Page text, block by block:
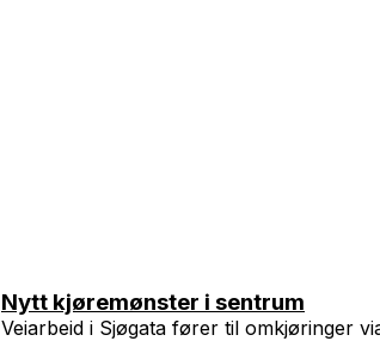
Nytt kjøremønster i sentrum
Veiarbeid i Sjøgata fører til omkjøringer